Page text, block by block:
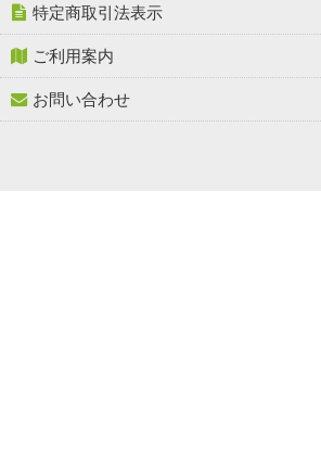
特定商取引法表示
ご利用案内
お問い合わせ